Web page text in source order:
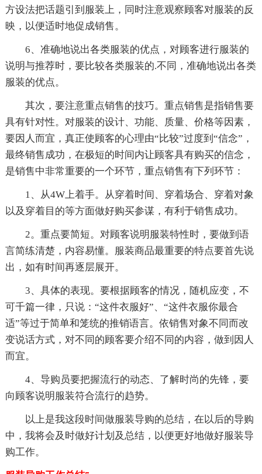
方设法把话题引到服装上，同时注意观察顾客对服装的反
映，以便适时地促成销售。
6、准确地说出各类服装的优点，对顾客进行服装的
说明与推荐时，要比较各类服装的.不同，准确地说出各类
服装的优点。
其次，要注意重点销售的技巧。重点销售是指销售要
具有针对性。对服装的设计、功能、质量、价格等因素，
要因人而宜，真正使顾客的心理由“比较”过度到“信念”，
最终销售成功，在极短的时间内让顾客具有购买的信念，
是销售中非常重要的一个环节，重点销售有下列环节：
1、从4W上着手。从穿着时间、穿着场合、穿着对象
以及穿着目的等方面做好购买参谋，有利于销售成功。
2。重点要简短。对顾客说明服装特性时，要做到语
言简练清楚，内容易懂。服装商品最重要的特点要首先说
出，如有时间再逐层展开。
3、具体的表现。要根据顾客的情况，随机应变，不
可千篇一律，只说：“这件衣服好”、“这件衣服你最合
适”等过于简单和笼统的推销语言。依销售对象不同而改
变说话方式，对不同的顾客要介绍不同的内容，做到因人
而宜。
4、导购员要把握流行的动态、了解时尚的先锋，要
向顾客说明服装符合流行的趋势。
以上是我这段时间做服装导购的总结，在以后的导购
中，我将会及时做好计划及总结，以便更好地做好服装导
购工作。